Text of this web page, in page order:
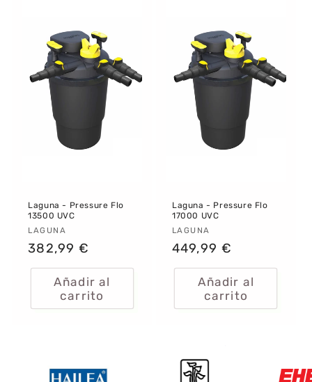
Laguna - Pressure Flo
13500 UVC
Proveedor:
LAGUNA
Precio
habitual
382,99 €
Añadir al
carrito
Laguna - Pressure Flo
17000 UVC
Proveedor:
LAGUNA
Precio
habitual
449,99 €
Añadir al
carrito